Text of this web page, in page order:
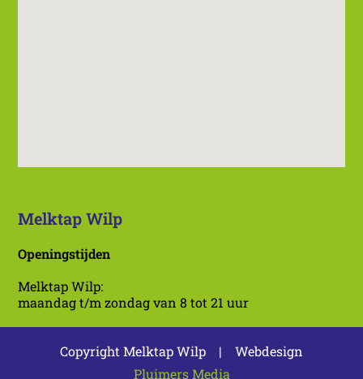
Melktap Wilp
Openingstijden
Melktap Wilp:
maandag t/m zondag van 8 tot 21 uur
Copyright Melktap Wilp | Webdesign
Pluimers Media